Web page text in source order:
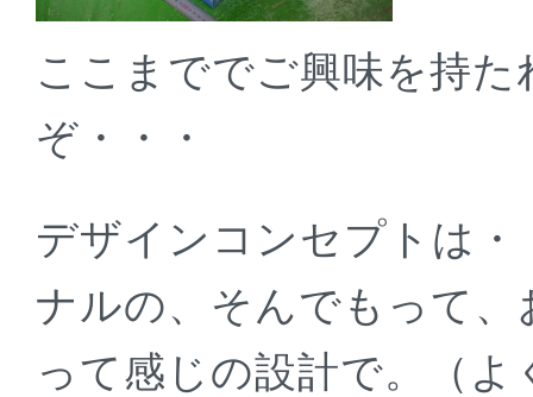
ここまででご興味を持
ぞ・・・
デザインコンセプトは
ナルの、そんでもって
って感じの設計で。（